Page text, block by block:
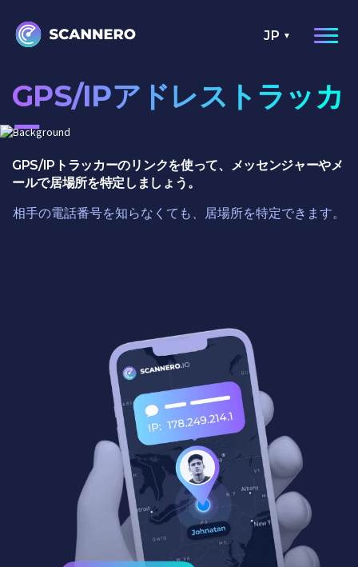
JP
GPS/IPアドレストラッカ
ー
GPS/IPトラッカーのリンクを使って、メッセンジャーやメ
ールで居場所を特定しましょう。
相手の電話番号を知らなくても、居場所を特定できます。